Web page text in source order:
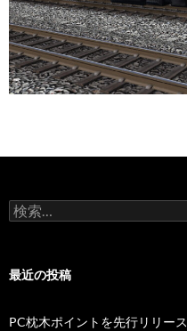
検
索:
最近の投稿
PC枕木ポイントを先行リリース